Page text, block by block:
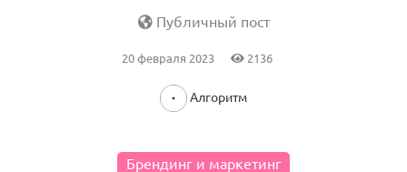
Публичный пост
20 февраля 2023 2136
Алгоритм
Брендинг и маркетинг